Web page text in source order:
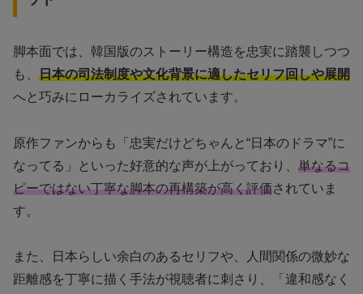
脚本面では、韓国版のストーリー構造を忠実に踏襲しつつ
も、 日本の司法制度や文化背景に適したセリフ回しや展開
へと巧みにローカライズされています。
原作ファンからも「忠実だけどちゃんと“日本のドラマ”に
なってる」といった好意的な声が上がっており、 単なるコ
ピーではない丁寧な脚本の再構築が高く評価されていま
す。
また、日本らしい余白のあるセリフや、人間関係の微妙な
距離感を丁寧に描く手法が視聴者に刺さり、「違和感なく